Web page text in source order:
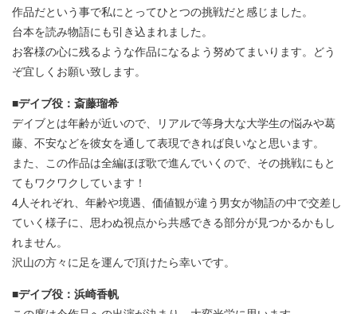
作品だという事で私にとってひとつの挑戦だと感じました。
台本を読み物語にも引き込まれました。
お客様の心に残るような作品になるよう努めてまいります。どう
ぞ宜しくお願い致します。
■デイブ役：斎藤瑠希
デイブとは年齢が近いので、リアルで等身大な大学生の悩みや葛
藤、不安などを彼女を通して表現できれば良いなと思います。
また、この作品は全編ほぼ歌で進んでいくので、その挑戦にもと
てもワクワクしています！
4人それぞれ、年齢や境遇、価値観が違う男女が物語の中で交差し
ていく様子に、思わぬ視点から共感できる部分が見つかるかもし
れません。
沢山の方々に足を運んで頂けたら幸いです。
■デイブ役：浜崎香帆